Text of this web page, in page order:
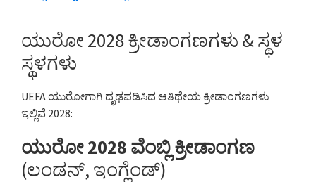
ಯುರೋ 2028 ಕ್ರೀಡಾಂಗಣಗಳು & ಸ್ಥಳ
ಸ್ಥಳಗಳು
UEFA ಯುರೋಗಾಗಿ ದೃಢಪಡಿಸಿದ ಆತಿಥೇಯ ಕ್ರೀಡಾಂಗಣಗಳು
ಇಲ್ಲಿವೆ 2028:
ಯುರೋ 2028 ವೆಂಬ್ಲಿ ಕ್ರೀಡಾಂಗಣ
(ಲಂಡನ್, ಇಂಗ್ಲೆಂಡ್)